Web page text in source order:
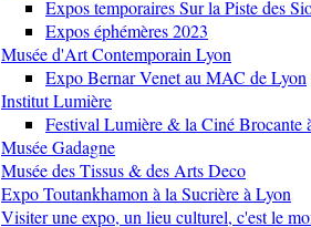
Expos temporaires Sur la Piste des
Expos éphémères 2023
Musée d'Art Contemporain Lyon
Expo Bernar Venet au MAC de Lyon
Institut Lumière
Festival Lumière & la Ciné Brocante
Musée Gadagne
Musée des Tissus & des Arts Deco
Expo Toutankhamon à la Sucrière à Lyon
Visiter une expo, un lieu culturel, c'est le